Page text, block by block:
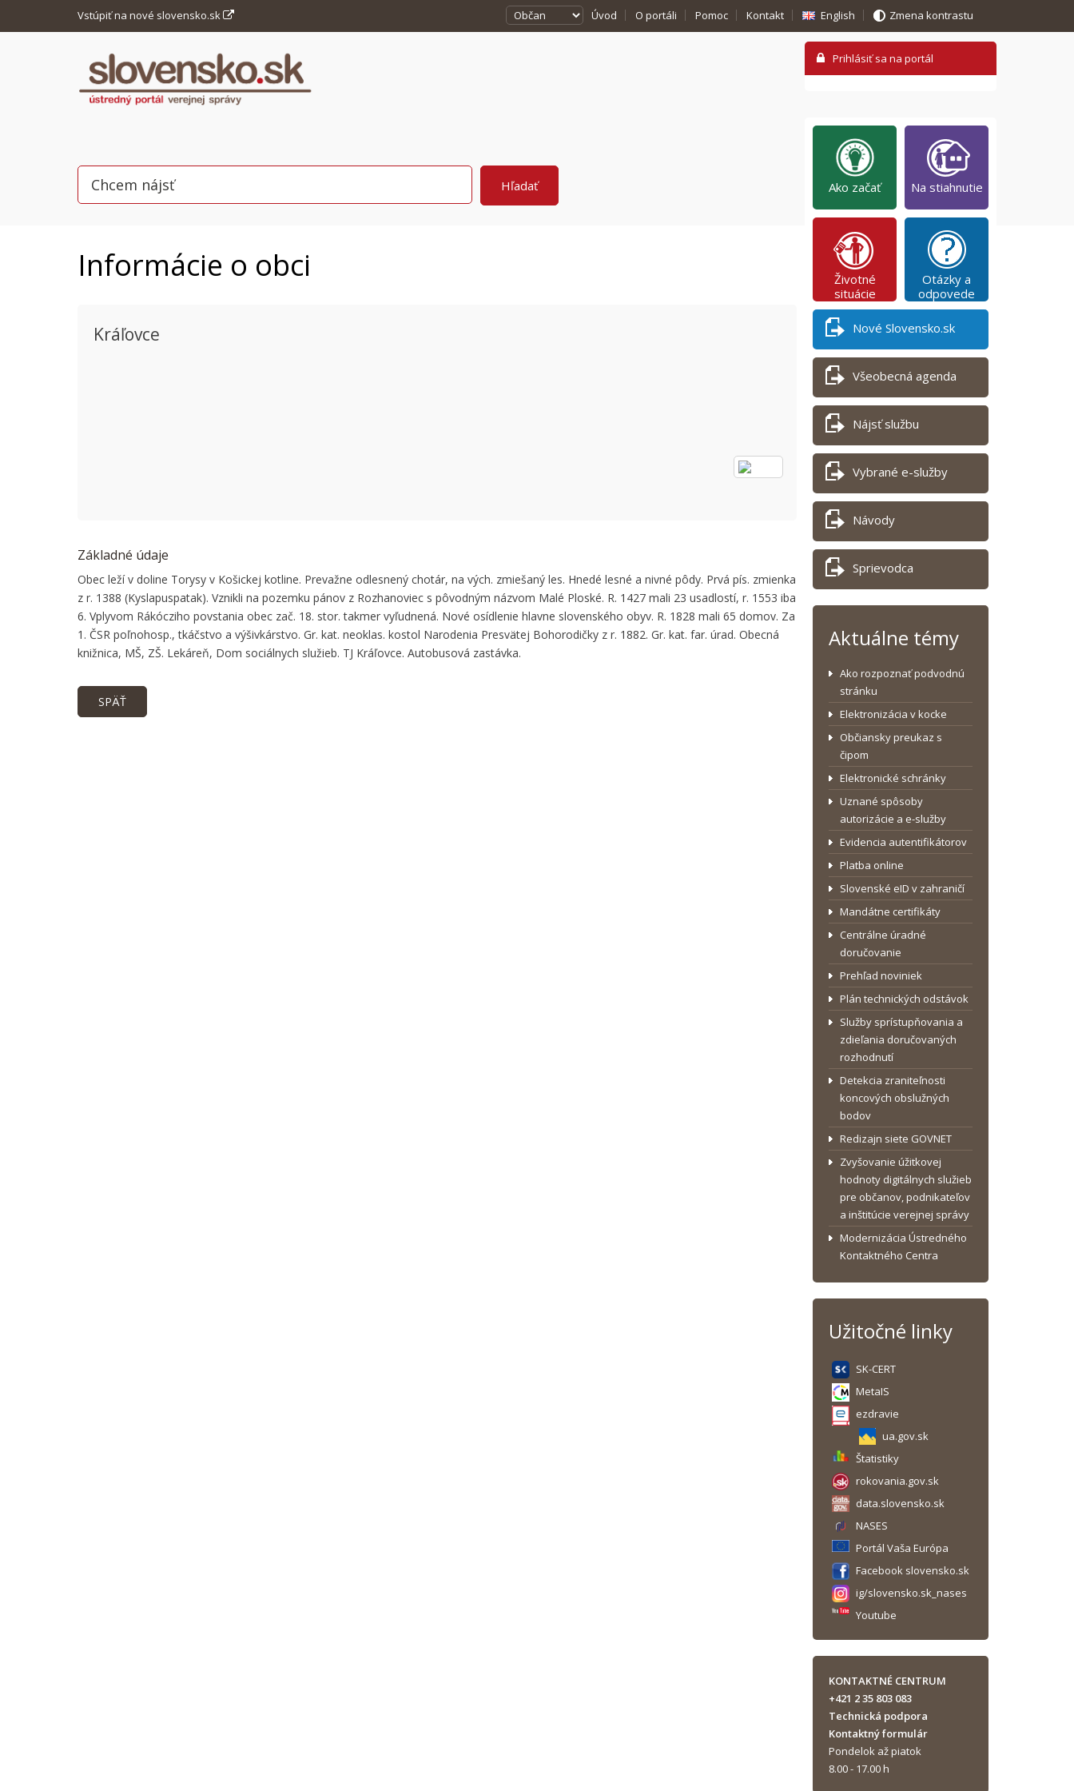
Vstúpiť na nové slovensko.sk Úvod O portáli Pomoc Kontakt English Zmena kontrastu
Informácie o obci
Kráľovce
Základné údaje
Obec leží v doline Torysy v Košickej kotline. Prevažne odlesnený chotár, na vých. zmiešaný les. Hnedé lesné a nivné pôdy. Prvá pís. zmienka
z r. 1388 (Kyslapuspatak). Vznikli na pozemku pánov z Rozhanoviec s pôvodným názvom Malé Ploské. R. 1427 mali 23 usadlostí, r. 1553 iba
6. Vplyvom Rákócziho povstania obec zač. 18. stor. takmer vyľudnená. Nové osídlenie hlavne slovenského obyv. R. 1828 mali 65 domov. Za
1. ČSR poľnohosp., tkáčstvo a výšivkárstvo. Gr. kat. neoklas. kostol Narodenia Presvätej Bohorodičky z r. 1882. Gr. kat. far. úrad. Obecná
knižnica, MŠ, ZŠ. Lekáreň, Dom sociálnych služieb. TJ Kráľovce. Autobusová zastávka.
SPÄŤ
Ako začať Na stiahnutie
Životné
situácie
Otázky a
odpovede
Nové Slovensko.sk
Všeobecná agenda
Nájsť službu
Vybrané e-služby
Návody
Sprievodca
Aktuálne témy
Ako rozpoznať podvodnú
stránku
Elektronizácia v kocke
Občiansky preukaz s
čipom
Elektronické schránky
Uznané spôsoby
autorizácie a e-služby
Evidencia autentifikátorov
Platba online
Slovenské eID v zahraničí
Mandátne certifikáty
Centrálne úradné
doručovanie
Prehľad noviniek
Plán technických odstávok
Služby sprístupňovania a
zdieľania doručovaných
rozhodnutí
Detekcia zraniteľnosti
koncových obslužných
bodov
Redizajn siete GOVNET
Zvyšovanie úžitkovej
hodnoty digitálnych služieb
pre občanov, podnikateľov
a inštitúcie verejnej správy
Modernizácia Ústredného
Kontaktného Centra
Užitočné linky
SK-CERT
MetaIS
ezdravie
ua.gov.sk
Štatistiky
rokovania.gov.sk
data.slovensko.sk
NASES
Portál Vaša Európa
Facebook slovensko.sk
ig/slovensko.sk_nases
Youtube
KONTAKTNÉ CENTRUM
+421 2 35 803 083
Technická podpora
Kontaktný formulár
Pondelok až piatok
8.00 - 17.00 h